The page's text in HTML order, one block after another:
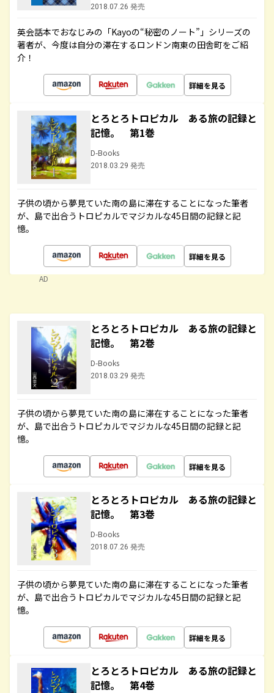
2018.07.26 発売
英会話本でおなじみの「Kayoの“秘密のノート”」シリーズの
著者が、今度は自分の滞在するロンドン南東の田舎町をご紹
介！
詳細を見る
とろとろトロピカル ある旅の記録と
記憶。 第1巻
D-Books
2018.03.29 発売
子供の頃から夢見ていた南の島に滞在することになった筆者
が、島で出合うトロピカルでマジカルな45日間の記録と記
憶。
詳細を見る
AD
とろとろトロピカル ある旅の記録と
記憶。 第2巻
D-Books
2018.03.29 発売
子供の頃から夢見ていた南の島に滞在することになった筆者
が、島で出合うトロピカルでマジカルな45日間の記録と記
憶。
詳細を見る
とろとろトロピカル ある旅の記録と
記憶。 第3巻
D-Books
2018.07.26 発売
子供の頃から夢見ていた南の島に滞在することになった筆者
が、島で出合うトロピカルでマジカルな45日間の記録と記
憶。
詳細を見る
とろとろトロピカル ある旅の記録と
記憶。 第4巻